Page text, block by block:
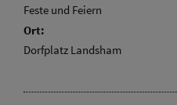
Feste und Feiern
Ort:
Dorfplatz Landsham